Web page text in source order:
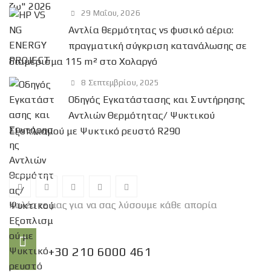
γ
ι
α
:
29 Μαΐου, 2026
Αντλία θερμότητας vs φυσικό αέριο:
πραγματική σύγκριση κατανάλωσης σε
διαμέρισμα 115 m² στο Χολαργό
8 Σεπτεμβρίου, 2025
Οδηγός Εγκατάστασης και Συντήρησης
Αντλιών Θερμότητας/ Ψυκτικού
Εξοπλισμού με Ψυκτικό ρευστό R290
Καλέστε μας για να σας λύσουμε κάθε απορία
+30 210 6000 461